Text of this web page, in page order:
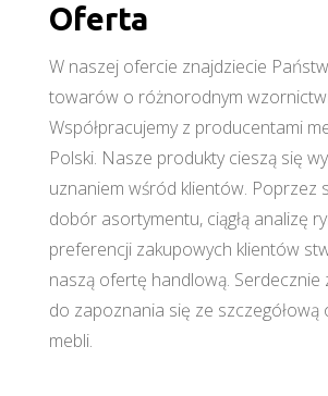
Oferta
W naszej ofercie znajdziecie
towarów o różnorodnym
Współpracujemy z producentami
Polski. Nasze produkty cieszą się
uznaniem wśród klientów. Poprzez
dobór asortymentu, ciągłą analizę
preferencji zakupowych klientów
naszą ofertę handlową. Serdecznie
do zapoznania się ze szczegółową
mebli.